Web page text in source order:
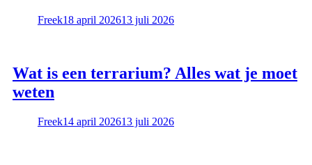
Freek18 april 202613 juli 2026
Wat is een terrarium? Alles wat je moet
weten
Freek14 april 202613 juli 2026